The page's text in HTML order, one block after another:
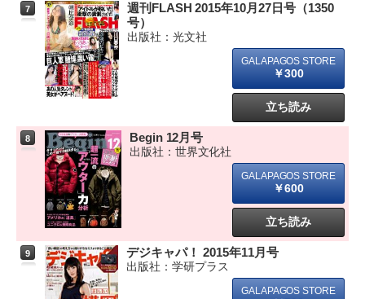
7
週刊FLASH 2015年10月27日号（1350
号）
出版社：光文社
￥300
立ち読み
8 Begin 12月号
出版社：世界文化社
￥600
立ち読み
9 デジキャパ！ 2015年11月号
出版社：学研プラス